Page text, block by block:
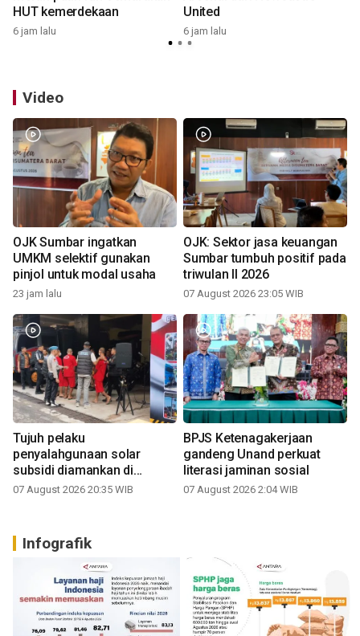
HUT kemerdekaan
6 jam lalu
United
6 jam lalu
Video
OJK Sumbar ingatkan
UMKM selektif gunakan
pinjol untuk modal usaha
23 jam lalu
OJK: Sektor jasa keuangan
Sumbar tumbuh positif pada
triwulan II 2026
07 August 2026 23:05 WIB
Tujuh pelaku
penyalahgunaan solar
subsidi diamankan di
Sumbar
07 August 2026 20:35 WIB
BPJS Ketenagakerjaan
gandeng Unand perkuat
literasi jaminan sosial
07 August 2026 2:04 WIB
Infografik